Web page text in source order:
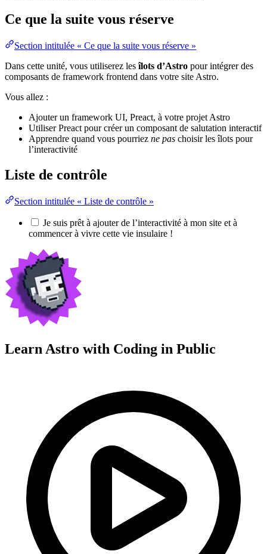
Ce que la suite vous réserve
Section intitulée « Ce que la suite vous réserve »
Dans cette unité, vous utiliserez lesîlots d’Astro pour intégrer des
composants de framework frontend dans votre site Astro.
Vous allez :
Ajouter un framework UI, Preact, à votre projet Astro
Utiliser Preact pour créer un composant de salutation interactif
Apprendre quand vous pourriez ne pas choisir les îlots pour
l’interactivité
Liste de contrôle
Section intitulée « Liste de contrôle »
Je suis prêt à ajouter de l’interactivité à mon site et à
commencer à vivre cette vie insulaire !
Learn Astro with Coding in Public